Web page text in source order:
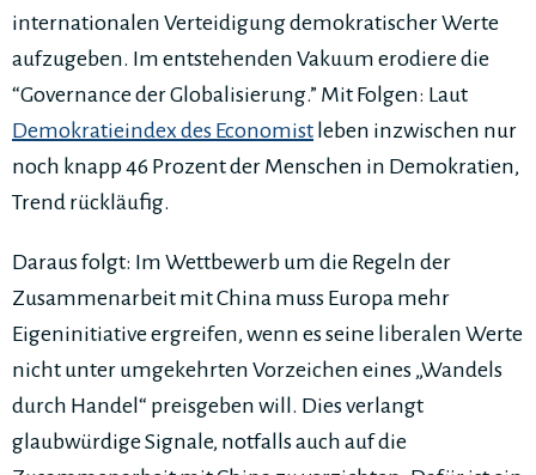
internationalen Verteidigung demokratischer Werte
aufzugeben. Im entstehenden Vakuum erodiere die
“Governance der Globalisierung.” Mit Folgen: Laut
Demokratieindex des Economist leben inzwischen nur
noch knapp 46 Prozent der Menschen in Demokratien,
Trend rückläufig.
Daraus folgt: Im Wettbewerb um die Regeln der
Zusammenarbeit mit China muss Europa mehr
Eigeninitiative ergreifen, wenn es seine liberalen Werte
nicht unter umgekehrten Vorzeichen eines „Wandels
durch Handel“ preisgeben will. Dies verlangt
glaubwürdige Signale, notfalls auch auf die